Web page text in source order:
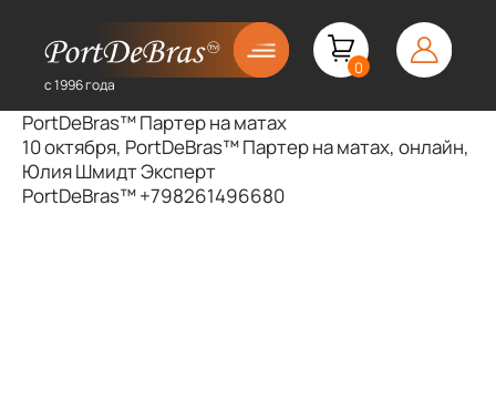
с 1996 года
0
PortDeBras™ Партер на матах
10 октября, PortDeBras™ Партер на матах, онлайн,
Юлия Шмидт Эксперт
PortDeBras™ +798261496680